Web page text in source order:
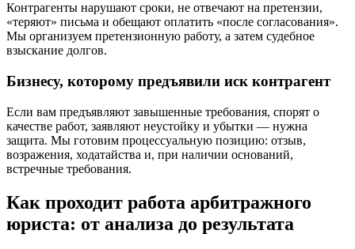
Контрагенты нарушают сроки, не отвечают на претензии,
«теряют» письма и обещают оплатить «после согласования».
Мы организуем претензионную работу, а затем судебное
взыскание долгов.
Бизнесу, которому предъявили иск контрагент
Если вам предъявляют завышенные требования, спорят о
качестве работ, заявляют неустойку и убытки — нужна
защита. Мы готовим процессуальную позицию: отзыв,
возражения, ходатайства и, при наличии оснований,
встречные требования.
Как проходит работа арбитражного
юриста: от анализа до результата